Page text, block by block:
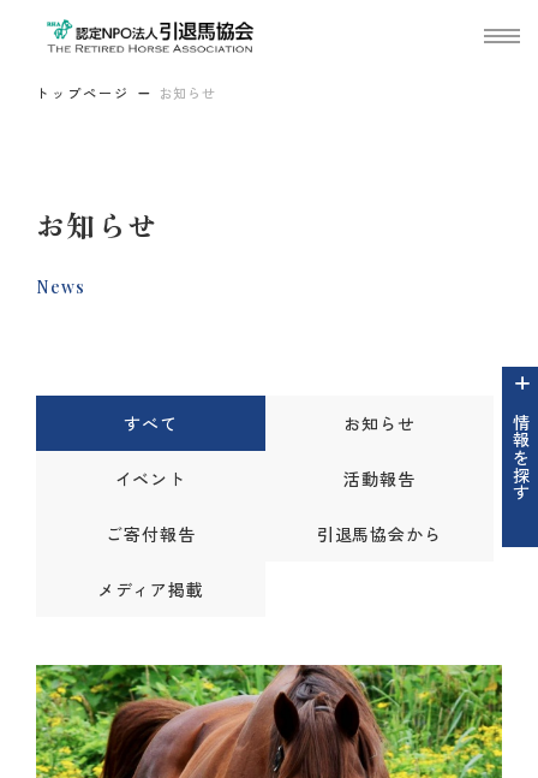
トップページ お知らせ
お知らせ
News
情報を探す
すべて お知らせ
イベント 活動報告
ご寄付報告 引退馬協会から
メディア掲載